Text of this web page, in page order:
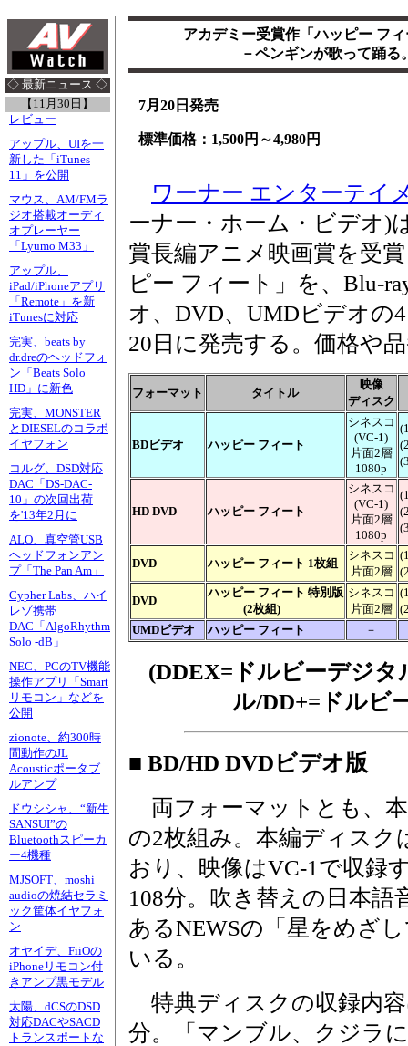
◇ 最新ニュース ◇
【11月30日】
レビュー
アップル、UIを一
新した「iTunes
11」を公開
マウス、AM/FMラ
ジオ搭載オーディ
オプレーヤー
「Lyumo M33」
アップル、
iPad/iPhoneアプリ
「Remote」を新
iTunesに対応
完実、beats by
dr.dreのヘッドフォ
ン「Beats Solo
HD」に新色
完実、MONSTER
とDIESELのコラボ
イヤフォン
コルグ、DSD対応
DAC「DS-DAC-
10」の次回出荷
を'13年2月に
ALO、真空管USB
ヘッドフォンアン
プ「The Pan Am」
Cypher Labs、ハイ
レゾ携帯
DAC「AlgoRhythm
Solo -dB」
NEC、PCのTV機能
操作アプリ「Smart
リモコン」などを
公開
zionote、約300時
間動作のJL
Acousticポータブ
ルアンプ
ドウシシャ、“新生
SANSUI”の
Bluetoothスピーカ
ー4機種
MJSOFT、moshi
audioの焼結セラミ
ック筐体イヤフォ
ン
オヤイデ、FiiOの
iPhoneリモコン付
きアンプ黒モデル
太陽、dCSのDSD
対応DACやSACD
トランスポートな
アカデミー受賞作「ハッピー フ
－ペンギンが歌って踊
7月20日発売
標準価格：1,500円～4,980円
ワーナー エンターテイ
ーナー・ホーム・ビデオ)
賞長編アニメ映画賞を受
ピー フィート」を、Blu-
オ、DVD、UMDビデオの
20日に発売する。価格や
フォーマット タイトル
映像
ディスク
BDビデオ ハッピー フィート
シネスコ
(VC-1)
片面2層
1080p
HD DVD ハッピー フィート
シネスコ
(VC-1)
片面2層
1080p
DVD ハッピー フィート 1枚組
シネスコ
片面2層
DVD
ハッピー フィート 特別版
(2枚組)
シネスコ
片面2層
UMDビデオ
ハッピー フィート －
(DDEX=ドルビーデジ
ル/DD+=ドルビ
■ BD/HD DVDビデオ版
両フォーマットとも、
の2枚組み。本編ディス
おり、映像はVC-1で収録
108分。吹き替えの日本
あるNEWSの「星をめざ
いる。
特典ディスクの収録内
分。「マンブル、クジラ